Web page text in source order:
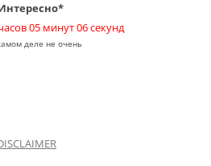
05 минут 06 секунд
деле не очень